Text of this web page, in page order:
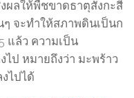
ผลให้พืชขาดธาตุสังกะสี
ๆ จะทำให้สภาพดินเป็นก
แล้ว ความเป็น
ป หมายถึงว่า มะพร้าว
ไปได้